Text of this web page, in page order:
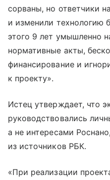
сорваны, но ответчики
и изменили технологию
этого 9 лет умышленно
нормативные акты,
финансирование и
к проекту».
Истец утверждает, что
руководствовались
а не интересами
из источников РБК.
«При реализации